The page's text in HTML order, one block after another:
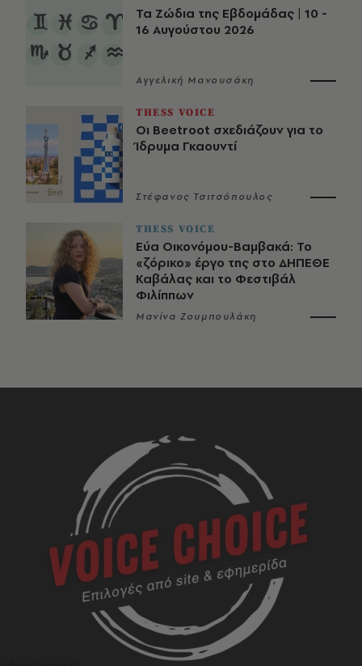
Τα Ζώδια της Εβδομάδας | 10 -
16 Αυγούστου 2026
Αγγελική Μανουσάκη
THESS VOICE
Οι Beetroot σχεδιάζουν για το
Ίδρυμα Γκαουντί
Στέφανος Τσιτσόπουλος
THESS VOICE
Εύα Οικονόμου-Βαμβακά: Το
«ζόρικο» έργο της στο ΔΗΠΕΘΕ
Καβάλας και το Φεστιβάλ
Φιλίππων
Μανίνα Ζουμπουλάκη